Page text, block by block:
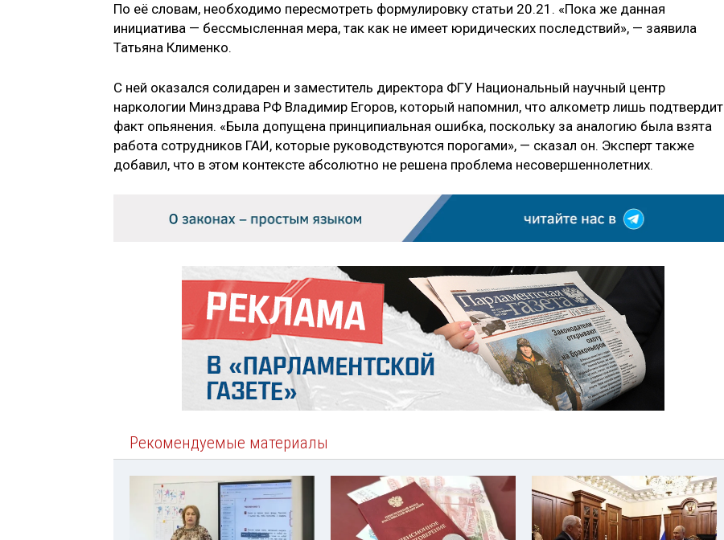
По её словам, необходимо пересмотреть формулировку статьи 20.21. «Пока же данная
инициатива — бессмысленная мера, так как не имеет юридических последствий», — заявила
Татьяна Клименко.
С ней оказался солидарен и заместитель директора ФГУ Национальный научный центр
наркологии Минздрава РФ Владимир Егоров, который напомнил, что алкометр лишь подтвердит
факт опьянения. «Была допущена принципиальная ошибка, поскольку за аналогию была взята
работа сотрудников ГАИ, которые руководствуются порогами», — сказал он. Эксперт также
добавил, что в этом контексте абсолютно не решена проблема несовершеннолетних.
Рекомендуемые материалы